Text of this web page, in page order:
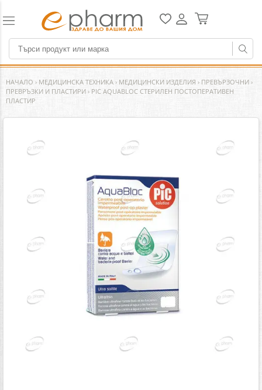
НАЧАЛО › МЕДИЦИНСКА ТЕХНИКА › МЕДИЦИНСКИ ИЗДЕЛИЯ › ПРЕВЪРЗОЧНИ ›
ПРЕВРЪЗКИ И ПЛАСТИРИ › PIC AQUABLOC СТЕРИЛЕН ПОСТОПЕРАТИВЕН
ПЛАСТИР